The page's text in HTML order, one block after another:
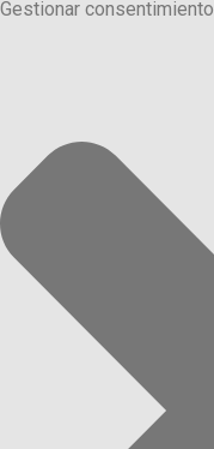
Gestionar consentimiento